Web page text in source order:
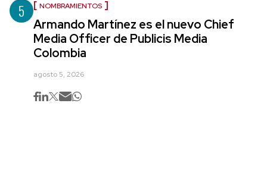
5 NOMBRAMIENTOS
Armando Martínez es el nuevo Chief
Media Officer de Publicis Media
Colombia
agosto 5, 2026